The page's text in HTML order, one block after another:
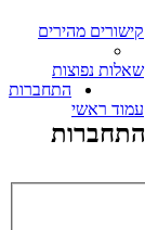
קישורים מהירים
שאלות נפוצות
התחברות
עמוד ראשי
התחברות